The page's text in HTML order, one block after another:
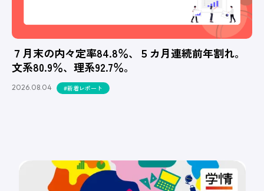
７月末の内々定率84.8％、５カ月連続前年割れ。
文系80.9％、理系92.7％。
2026.08.04 #新着レポート